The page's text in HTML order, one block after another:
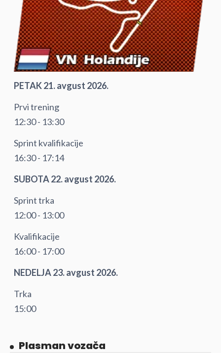
PETAK 21. avgust 2026.
Prvi trening
12:30 - 13:30
Sprint kvalifikacije
16:30 - 17:14
SUBOTA 22. avgust 2026.
Sprint trka
12:00 - 13:00
Kvalifikacije
16:00 - 17:00
NEDELJA 23. avgust 2026.
Trka
15:00
Plasman vozača